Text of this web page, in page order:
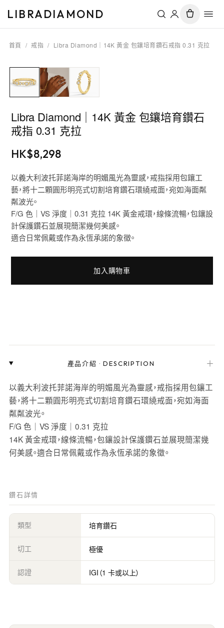
LIBRADIAMOND
首頁 / 戒指 / Libra Diamond｜14K 黃金 包鑲培育鑽石戒指 0.31 克拉
Libra Diamond｜14K 黃金 包鑲培育鑽石
戒指 0.31 克拉
HK$8,298
以義大利波托菲諾海岸的明媚風光為靈感，戒指採用包鑲工
藝，將十二顆圓形明亮式切割培育鑽石環繞戒面，宛如海面粼
粼波光。
F/G 色｜VS 淨度｜0.31 克拉 14K 黃金戒環，線條流暢，包鑲設
計保護鑽石並展現簡潔幾何美感。
適合日常佩戴或作為永恆承諾的象徵。
加入購物車
產品介紹 ·DESCRIPTION ＋
以義大利波托菲諾海岸的明媚風光為靈感，戒指採用包鑲工
藝，將十二顆圓形明亮式切割培育鑽石環繞戒面，宛如海面
粼粼波光。
F/G 色｜VS 淨度｜0.31 克拉
14K 黃金戒環，線條流暢，包鑲設計保護鑽石並展現簡潔幾
何美感。適合日常佩戴或作為永恆承諾的象徵。
鑽石詳情
類型 培育鑽石
切工 極優
認證 IGI（1 卡或以上）